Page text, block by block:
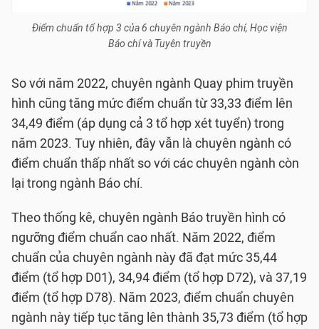
Điểm chuẩn tổ hợp 3 của 6 chuyên ngành Báo chí, Học viện
Báo chí và Tuyên truyền
So với năm 2022, chuyên ngành Quay phim truyền
hình cũng tăng mức điểm chuẩn từ 33,33 điểm lên
34,49 điểm (áp dụng cả 3 tổ hợp xét tuyển) trong
năm 2023. Tuy nhiên, đây vẫn là chuyên ngành có
điểm chuẩn thấp nhất so với các chuyên ngành còn
lại trong ngành Báo chí.
Theo thống kê, chuyên ngành Báo truyền hình có
ngưỡng điểm chuẩn cao nhất. Năm 2022, điểm
chuẩn của chuyên ngành này đã đạt mức 35,44
điểm (tổ hợp D01), 34,94 điểm (tổ hợp D72), và 37,19
điểm (tổ hợp D78). Năm 2023, điểm chuẩn chuyên
ngành này tiếp tục tăng lên thành 35,73 điểm (tổ hợp